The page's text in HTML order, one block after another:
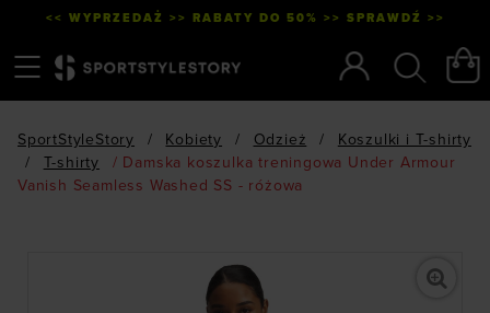
<< WYPRZEDAŻ >> RABATY DO 50% >> SPRAWDŹ >>
SportStyleStory / Kobiety / Odzież /
Koszulki i T-shirty
/
T-shirty / Damska koszulka treningowa Under Armour
Vanish Seamless Washed SS - różowa